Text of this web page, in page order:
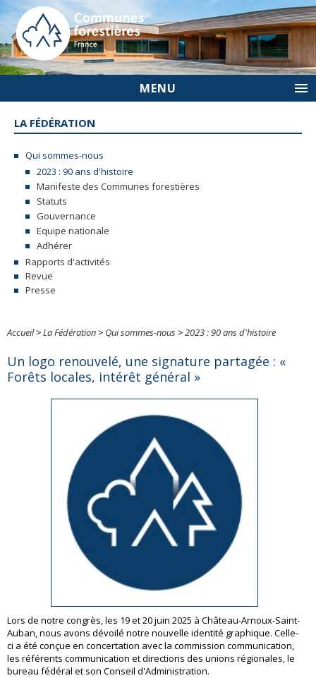
MENU
LA FÉDÉRATION
Qui sommes-nous
2023 : 90 ans d'histoire
Manifeste des Communes forestières
Statuts
Gouvernance
Equipe nationale
Adhérer
Rapports d'activités
Revue
Presse
Accueil>La Fédération > Qui sommes-nous >2023 : 90 ans d'histoire
Un logo renouvelé, une signature partagée : «
Forêts locales, intérêt général »
Lors de notre congrès, les 19 et 20 juin 2025 à Château-Arnoux-Saint-
Auban, nous avons dévoilé notre nouvelle identité graphique. Celle-
ci a été conçue en concertation avec la commission communication,
les référents communication et directions des unions régionales, le
bureau fédéral et son Conseil d'Administration.